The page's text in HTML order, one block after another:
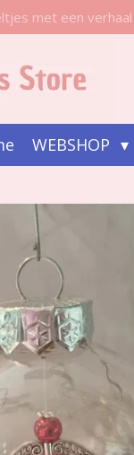
met een verhaal
WEBSHOP